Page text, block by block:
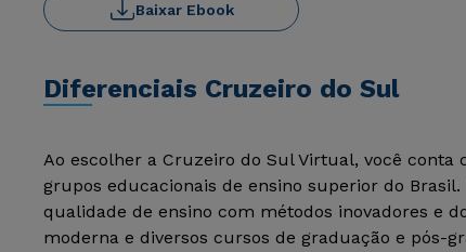
Baixar Ebook
Diferenciais Cruzeiro do Sul
Ao escolher a Cruzeiro do Sul Virtual, você
grupos educacionais de ensino superior do
qualidade de ensino com métodos inovadores e
moderna e diversos cursos de graduação e pós-